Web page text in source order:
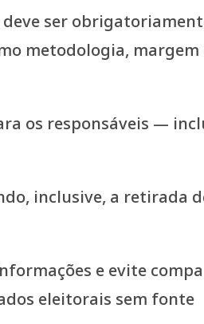
ser
metodologia, margem
os responsáveis —
inclusive, a retirada
e evite
eleitorais sem fonte